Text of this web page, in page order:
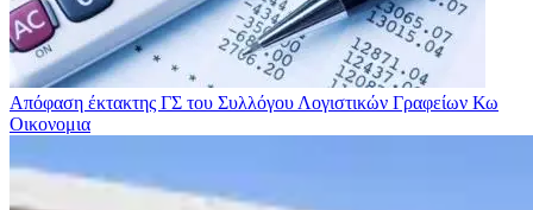
Απόφαση έκτακτης ΓΣ του Συλλόγου Λογιστικών Γραφείων Κω
Οικονομια